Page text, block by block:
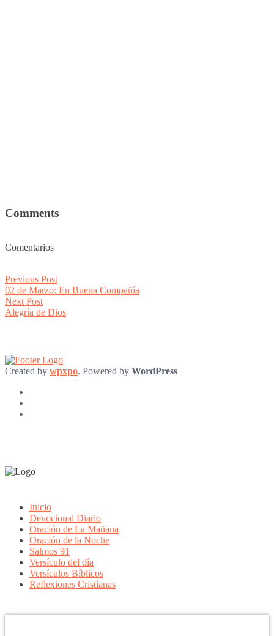
Comments
Comentarios
Post
navigation
Previous PostPrevious
post:
02 de Marzo: En Buena Compañía
Next PostNext
post:
Alegría de Dios
Created by wpxpo. Powered by WordPress
Inicio
Devocional Diario
Oración de La Mañana
Oración de la Noche
Salmos 91
Versículo del día
Versículos Bíblicos
Reflexiones Cristianas